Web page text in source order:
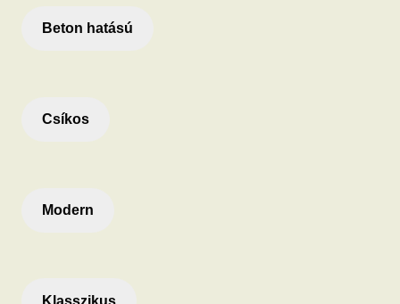
Beton hatású
Csíkos
Modern
Klasszikus